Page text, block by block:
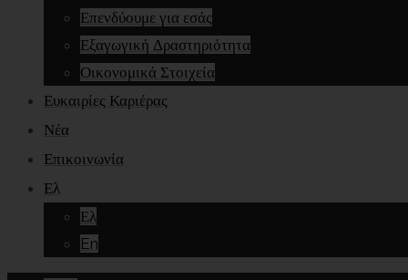
Επενδύουμε για εσάς
Εξαγωγική Δραστηριότητα
Οικονομικά Στοιχεία
Ευκαιρίες Καριέρας
Νέα
Επικοινωνία
Ελ
Ελ
En